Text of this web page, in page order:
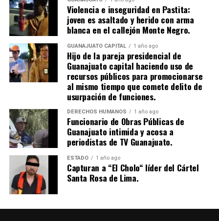
Violencia e inseguridad en Pastita:
joven es asaltado y herido con arma
blanca en el callejón Monte Negro.
GUANAJUATO CAPITAL 1 año ago
Hijo de la pareja presidencial de
Guanajuato capital haciendo uso de
recursos públicos para promocionarse
al mismo tiempo que comete delito de
usurpación de funciones.
DERECHOS HUMANOS 1 año ago
Funcionario de Obras Públicas de
Guanajuato intimida y acosa a
periodistas de TV Guanajuato.
ESTADO 1 año ago
Capturan a “El Cholo“ líder del Cártel
Santa Rosa de Lima.